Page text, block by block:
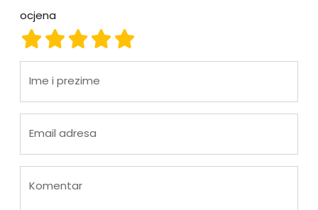
ocjena
ocjena 5
ocjena 4
ocjena 3
ocjena 2
ocjena 1
Ime i prezime
Email adresa
Komentar